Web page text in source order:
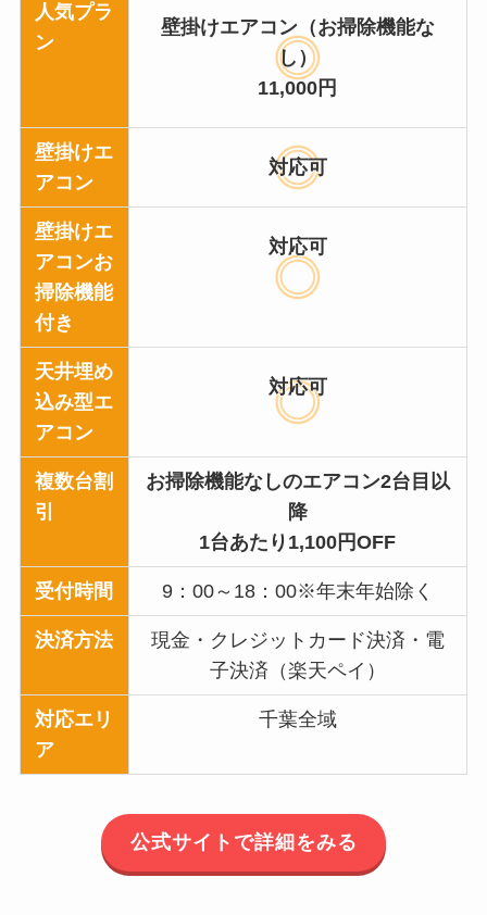
人気プラ
ン
壁掛けエアコン（お掃除機能な
し）
11,000円
壁掛けエ
アコン
対応可
壁掛けエ
アコンお
掃除機能
付き
対応可
天井埋め
込み型エ
アコン
対応可
複数台割
引
お掃除機能なしのエアコン2台目以
降
1台あたり1,100円OFF
受付時間 9：00～18：00※年末年始除く
決済方法
現金・クレジットカード決済・電
子決済（楽天ペイ）
対応エリ
ア
千葉全域
公式サイトで詳細をみる